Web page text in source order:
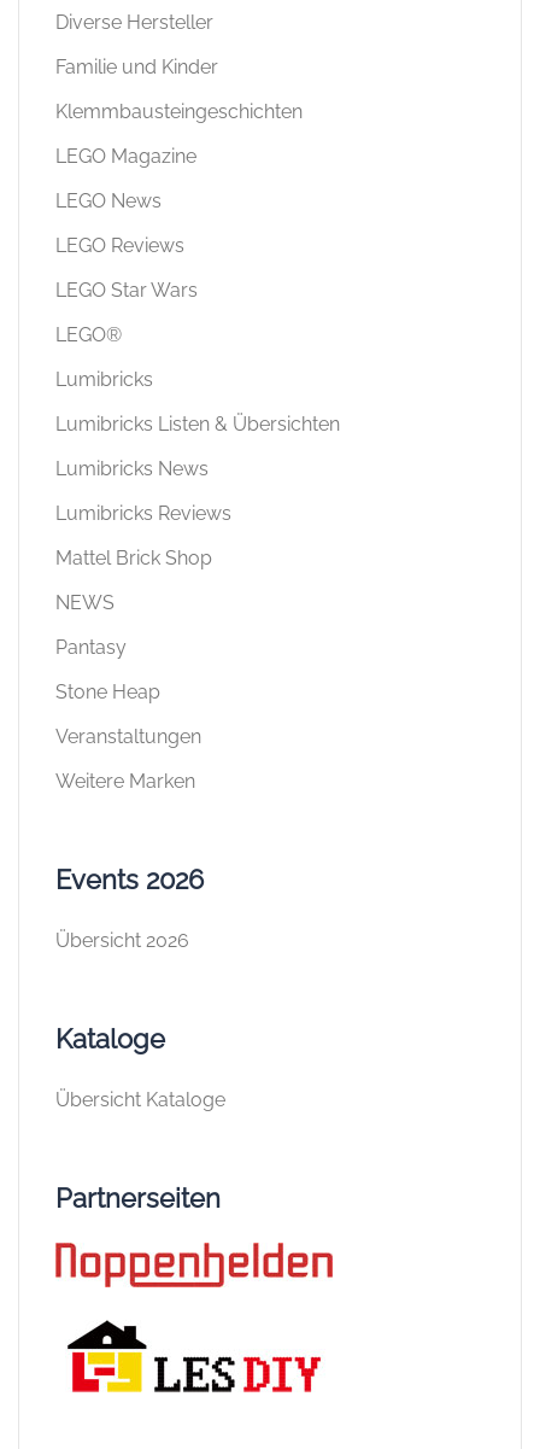
Diverse Hersteller
Familie und Kinder
Klemmbausteingeschichten
LEGO Magazine
LEGO News
LEGO Reviews
LEGO Star Wars
LEGO®
Lumibricks
Lumibricks Listen & Übersichten
Lumibricks News
Lumibricks Reviews
Mattel Brick Shop
NEWS
Pantasy
Stone Heap
Veranstaltungen
Weitere Marken
Events 2026
Übersicht 2026
Kataloge
Übersicht Kataloge
Partnerseiten